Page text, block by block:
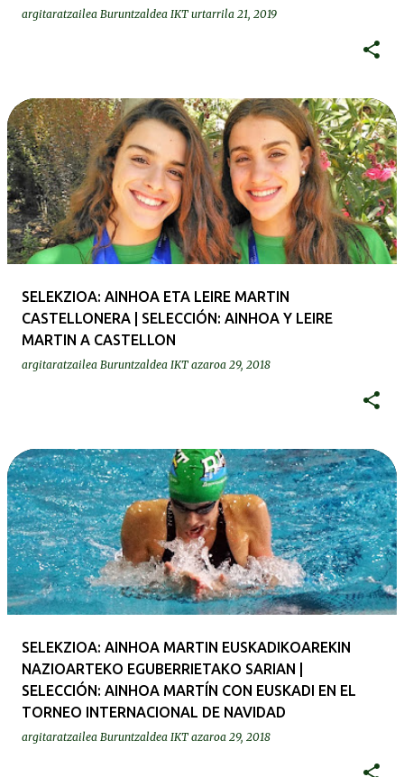
argitaratzailea Buruntzaldea IKT urtarrila 21, 2019
SELEKZIOA: AINHOA ETA LEIRE MARTIN
CASTELLONERA | SELECCIÓN: AINHOA Y LEIRE
MARTIN A CASTELLON
argitaratzailea Buruntzaldea IKT azaroa 29, 2018
SELEKZIOA: AINHOA MARTIN EUSKADIKOAREKIN
NAZIOARTEKO EGUBERRIETAKO SARIAN |
SELECCIÓN: AINHOA MARTÍN CON EUSKADI EN EL
TORNEO INTERNACIONAL DE NAVIDAD
argitaratzailea Buruntzaldea IKT azaroa 29, 2018